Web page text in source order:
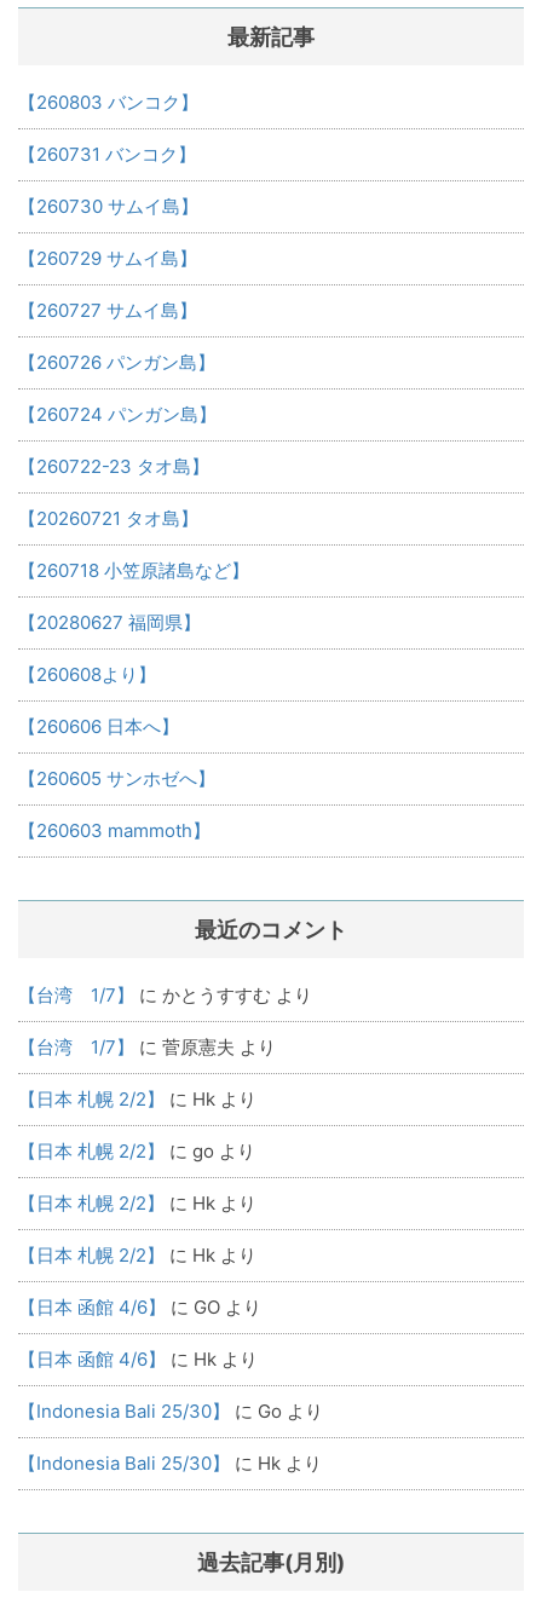
最新記事
【260803 バンコク】
【260731 バンコク】
【260730 サムイ島】
【260729 サムイ島】
【260727 サムイ島】
【260726 パンガン島】
【260724 パンガン島】
【260722-23 タオ島】
【20260721 タオ島】
【260718 小笠原諸島など】
【20280627 福岡県】
【260608より】
【260606 日本へ】
【260605 サンホゼへ】
【260603 mammoth】
最近のコメント
【台湾 1/7】 に かとうすすむ より
【台湾 1/7】 に 菅原憲夫 より
【日本 札幌 2/2】 に Hk より
【日本 札幌 2/2】 に go より
【日本 札幌 2/2】 に Hk より
【日本 札幌 2/2】 に Hk より
【日本 函館 4/6】 に GO より
【日本 函館 4/6】 に Hk より
【Indonesia Bali 25/30】 に Go より
【Indonesia Bali 25/30】 に Hk より
過去記事(月別)